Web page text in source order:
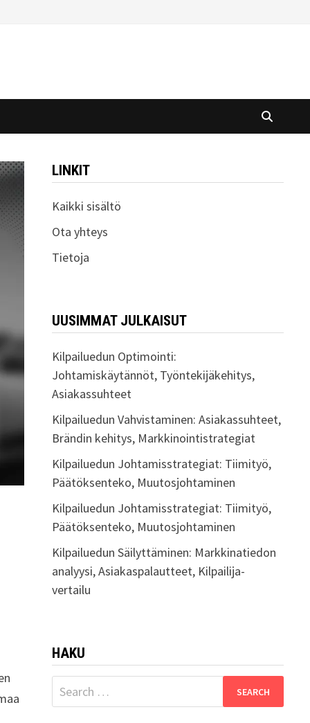
LINKIT
Kaikki sisältö
Ota yhteys
Tietoja
UUSIMMAT JULKAISUT
Kilpailuedun Optimointi:
Johtamiskäytännöt, Työntekijäkehitys,
Asiakassuhteet
Kilpailuedun Vahvistaminen: Asiakassuhteet,
Brändin kehitys, Markkinointistrategiat
Kilpailuedun Johtamisstrategiat: Tiimityö,
Päätöksenteko, Muutosjohtaminen
Kilpailuedun Johtamisstrategiat: Tiimityö,
Päätöksenteko, Muutosjohtaminen
Kilpailuedun Säilyttäminen: Markkinatiedon
analyysi, Asiakaspalautteet, Kilpailija-
vertailu
HAKU
Search
for: